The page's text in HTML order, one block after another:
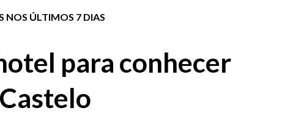
NOS ÚLTIMOS 7 DIAS
para conhecer